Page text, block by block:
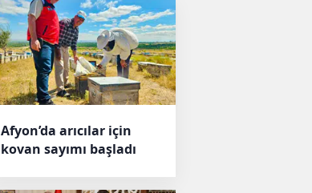
Afyon’da arıcılar için
kovan sayımı başladı